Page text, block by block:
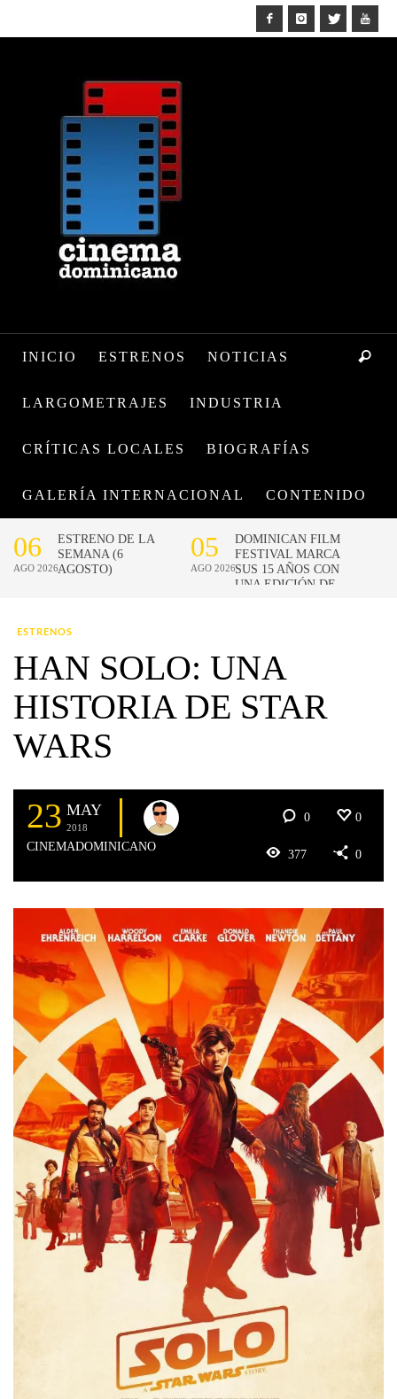
INICIO ESTRENOS NOTICIAS
LARGOMETRAJES INDUSTRIA
CRÍTICAS LOCALES BIOGRAFÍAS
GALERÍA INTERNACIONAL CONTENIDO
ESTRENOS
HAN SOLO: UNA
HISTORIA DE STAR
WARS
23 MAY
2018
CINEMADOMINICANO
0 0
377 0